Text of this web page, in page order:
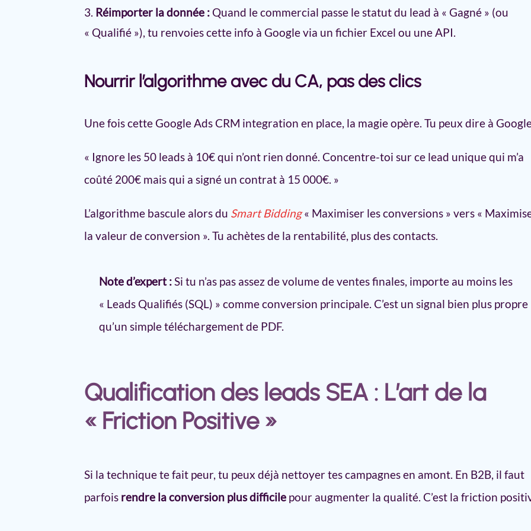
Réimporter la donnée : Quand le commercial passe le statut du lead à « Gagné » (ou
« Qualifié »), tu renvoies cette info à Google via un fichier Excel ou une API.
Nourrir l’algorithme avec du CA, pas des clics
Une fois cette Google Ads CRM integration en place, la magie opère. Tu peux dire à
« Ignore les 50 leads à 10€ qui n’ont rien donné. Concentre-toi sur ce lead unique qui m’a
coûté 200€ mais qui a signé un contrat à 15 000€. »
L’algorithme bascule alors du Smart Bidding« Maximiser les conversions » vers «
la valeur de conversion ». Tu achètes de la rentabilité, plus des contacts.
Note d’expert :Si tu n’as pas assez de volume de ventes finales, importe au moins les
« Leads Qualifiés (SQL) » comme conversion principale. C’est un signal bien plus propre
qu’un simple téléchargement de PDF.
Qualification des leads SEA : L’art de la
« Friction Positive »
Si la technique te fait peur, tu peux déjà nettoyer tes campagnes en amont. En B2B, il faut
parfois rendre la conversion plus difficile pour augmenter la qualité. C’est la friction